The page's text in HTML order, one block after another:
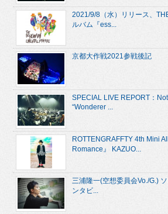
2021/9/8（水）リリース、
ルバム『ess...
京都大作戦2021参戦後記
SPECIAL LIVE REPORT：
“Wonderer ...
ROTTENGRAFFTY 4th Mini
Romance』 KAZUO...
三浦隆一(空想委員会Vo./G.)
ンタビ...